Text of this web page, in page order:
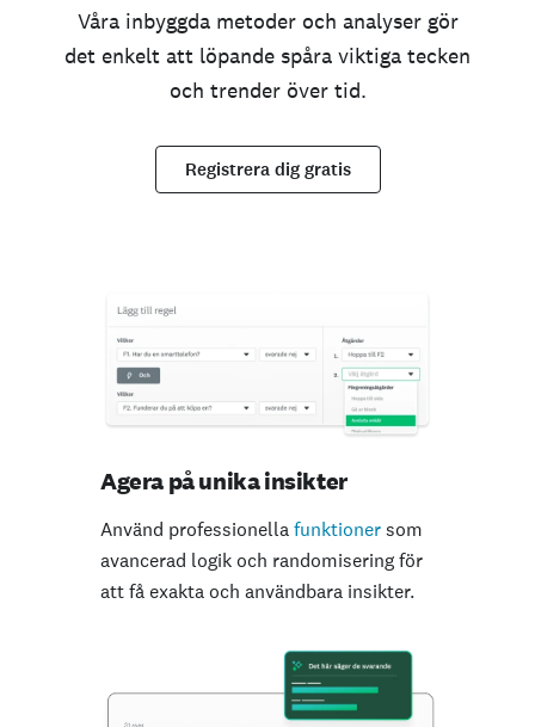
Våra inbyggda metoder och analyser gör
det enkelt att löpande spåra viktiga tecken
och trender över tid.
Registrera dig gratis
Agera på unika insikter
Använd professionellafunktionersom
avancerad logik och randomisering för
att få exakta och användbara insikter.